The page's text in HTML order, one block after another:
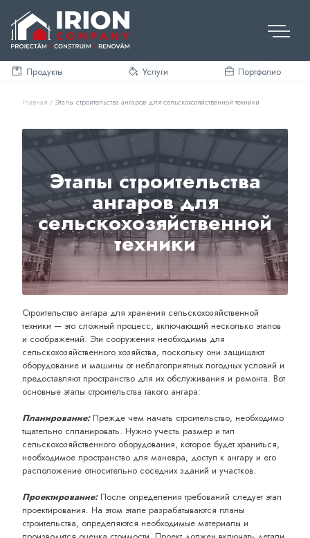
content
Продукты Услуги Портфолио
Главная / Этапы строительства ангаров для сельскохозяйственной техники
Этапы строительства
ангаров для
сельскохозяйственной
техники
Строительство ангара для хранения сельскохозяйственной
техники — это сложный процесс, включающий несколько этапов
и соображений. Эти сооружения необходимы для
сельскохозяйственного хозяйства, поскольку они защищают
оборудование и машины от неблагоприятных погодных условий и
предоставляют пространство для их обслуживания и ремонта. Вот
основные этапы строительства такого ангара:
Планирование:Прежде чем начать строительство, необходимо
тщательно спланировать. Нужно учесть размер и тип
сельскохозяйственного оборудования, которое будет храниться,
необходимое пространство для маневра, доступ к ангару и его
расположение относительно соседних зданий и участков.
Проектирование:После определения требований следует этап
проектирования. На этом этапе разрабатываются планы
строительства, определяются необходимые материалы и